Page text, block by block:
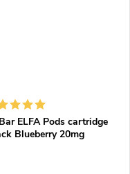
ELFA Pods cartridge
Blueberry 20mg